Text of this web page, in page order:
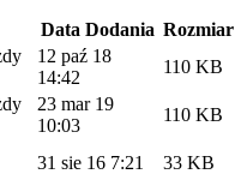
Data Dodania Rozmiar
12 paź 18
14:42
110 KB
23 mar 19
10:03
110 KB
31 sie 16 7:21
33 KB